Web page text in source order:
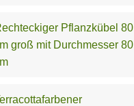
Pflanzkübel 80
groß mit Durchmesser 80